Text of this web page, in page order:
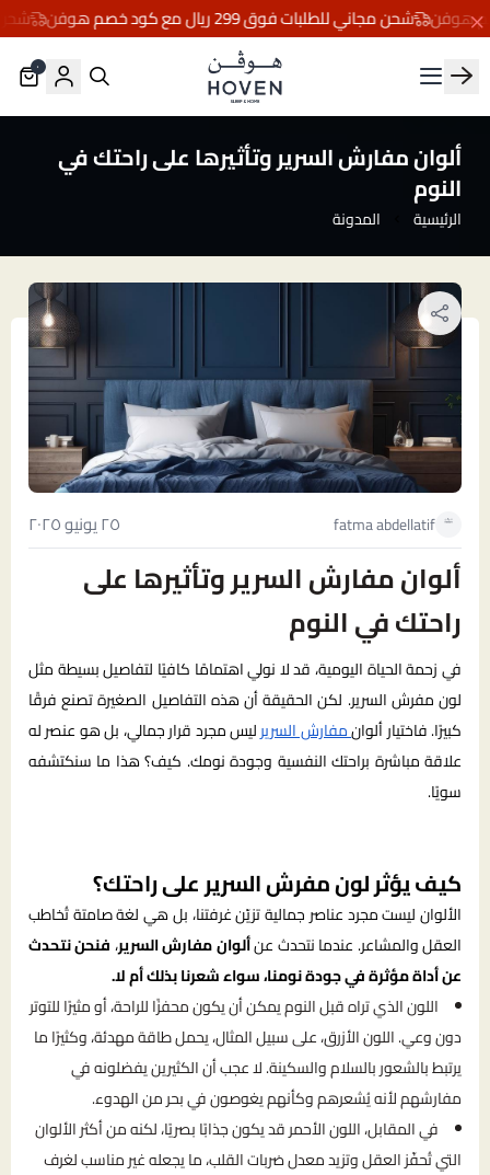
شحن مجاني للطلبات فوق 299 ريال مع كود خصم هوفن شحن
مفارش هوڤن
٠
ألوان مفارش السرير وتأثيرها على راحتك في
النوم
الرئيسية المدونة
fatma abdellatif ٢٥ يونيو ٢٠٢٥
ألوان مفارش السرير وتأثيرها على
راحتك في النوم
في زحمة الحياة اليومية، قد لا نولي اهتمامًا كافيًا لتفاصيل بسيطة مثل
لون مفرش السرير. لكن الحقيقة أن هذه التفاصيل الصغيرة تصنع فرقًا
كبيرًا. فاختيار ألوانمفارش السريرليس مجرد قرار جمالي، بل هو عنصر له
علاقة مباشرة براحتك النفسية وجودة نومك. كيف؟ هذا ما سنكتشفه
سويًا.
كيف يؤثر لون مفرش السرير على راحتك؟
الألوان ليست مجرد عناصر جمالية تزيّن غرفتنا، بل هي لغة صامتة تُخاطب
العقل والمشاعر. عندما نتحدث عنألوان مفارش السرير،فنحن نتحدث
عن أداة مؤثرة في جودة نومنا، سواء شعرنا بذلك أم لا.
اللون الذي تراه قبل النوم يمكن أن يكون محفزًا للراحة، أو مثيرًا للتوتر
دون وعي. اللون الأزرق، على سبيل المثال، يحمل طاقة مهدئة، وكثيرًا ما
يرتبط بالشعور بالسلام والسكينة. لا عجب أن الكثيرين يفضلونه في
مفارشهم لأنه يُشعرهم وكأنهم يغوصون في بحر من الهدوء.
في المقابل، اللون الأحمر قد يكون جذابًا بصريًا، لكنه من أكثر الألوان
التي تُحفّز العقل وتزيد معدل ضربات القلب، ما يجعله غير مناسب لغرف